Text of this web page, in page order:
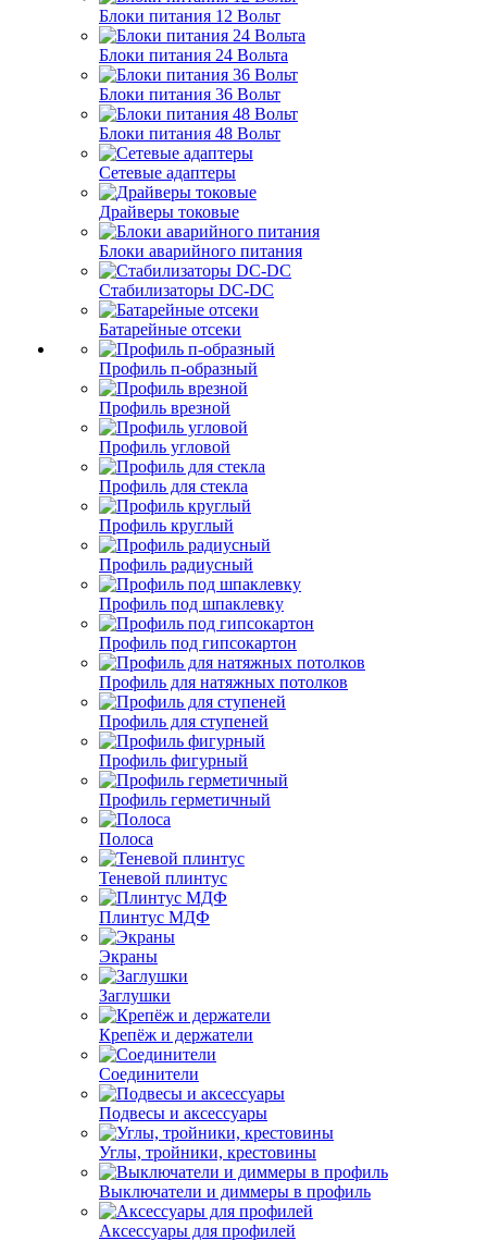
Блоки питания 12 Вольт
Блоки питания 24 Вольта
Блоки питания 36 Вольт
Блоки питания 48 Вольт
Сетевые адаптеры
Драйверы токовые
Блоки аварийного питания
Стабилизаторы DC-DC
Батарейные отсеки
Профиль п-образный
Профиль врезной
Профиль угловой
Профиль для стекла
Профиль круглый
Профиль радиусный
Профиль под шпаклевку
Профиль под гипсокартон
Профиль для натяжных потолков
Профиль для ступеней
Профиль фигурный
Профиль герметичный
Полоса
Теневой плинтус
Плинтус МДФ
Экраны
Заглушки
Крепёж и держатели
Соединители
Подвесы и аксессуары
Углы, тройники, крестовины
Выключатели и диммеры в профиль
Аксессуары для профилей